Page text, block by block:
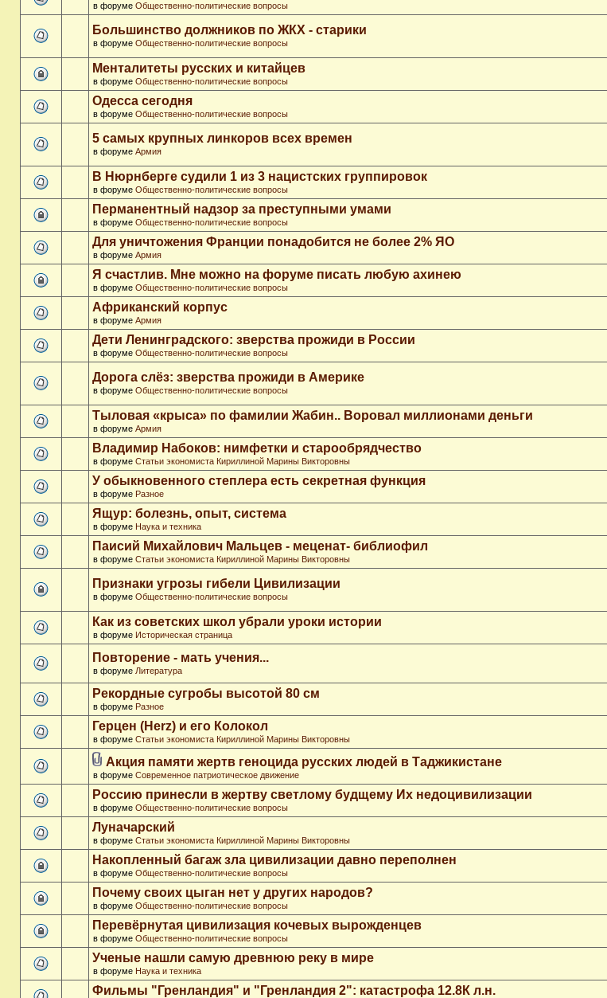
в форуме Общественно-политические вопросы
Большинство должников по ЖКХ - старики
в форуме Общественно-политические вопросы
Менталитеты русских и китайцев
в форуме Общественно-политические вопросы
Одесса сегодня
в форуме Общественно-политические вопросы
5 самых крупных линкоров всех времен
в форуме Армия
В Нюрнберге судили 1 из 3 нацистских группировок
в форуме Общественно-политические вопросы
Перманентный надзор за преступными умами
в форуме Общественно-политические вопросы
Для уничтожения Франции понадобится не более 2% ЯО
в форуме Армия
Я счастлив. Мне можно на форуме писать любую ахинею
в форуме Общественно-политические вопросы
Африканский корпус
в форуме Армия
Дети Ленинградского: зверства прожиди в России
в форуме Общественно-политические вопросы
Дорога слёз: зверства прожиди в Америке
в форуме Общественно-политические вопросы
Тыловая «крыса» по фамилии Жабин.. Воровал миллионами деньги
в форуме Армия
Владимир Набоков: нимфетки и старообрядчество
в форуме Статьи экономиста Кириллиной Марины Викторовны
У обыкновенного степлера есть секретная функция
в форуме Разное
Ящур: болезнь, опыт, система
в форуме Наука и техника
Паисий Михайлович Мальцев - меценат- библиофил
в форуме Статьи экономиста Кириллиной Марины Викторовны
Признаки угрозы гибели Цивилизации
в форуме Общественно-политические вопросы
Как из советских школ убрали уроки истории
в форуме Историческая страница
Повторение - мать учения...
в форуме Литература
Рекордные сугробы высотой 80 см
в форуме Разное
Герцен (Herz) и его Колокол
в форуме Статьи экономиста Кириллиной Марины Викторовны
Акция памяти жертв геноцида русских людей в Таджикистане
в форуме Современное патриотическое движение
Россию принесли в жертву светлому будщему Их недоцивилизации
в форуме Общественно-политические вопросы
Луначарский
в форуме Статьи экономиста Кириллиной Марины Викторовны
Накопленный багаж зла цивилизации давно переполнен
в форуме Общественно-политические вопросы
Почему своих цыган нет у других народов?
в форуме Общественно-политические вопросы
Перевёрнутая цивилизация кочевых вырожденцев
в форуме Общественно-политические вопросы
Ученые нашли самую древнюю реку в мире
в форуме Наука и техника
Фильмы "Гренландия" и "Гренландия 2": катастрофа 12.8К л.н.